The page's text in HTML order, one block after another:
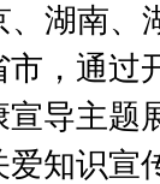
、湖南、
，通过
导主题
知识宣